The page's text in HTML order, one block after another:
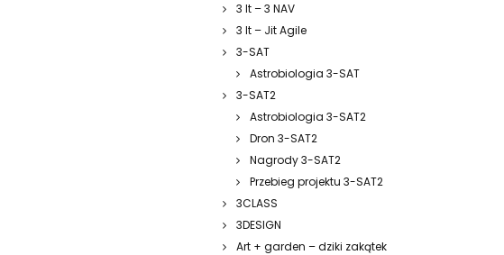
3 It – 3 NAV
3 It – Jit Agile
3-SAT
Astrobiologia 3-SAT
3-SAT2
Astrobiologia 3-SAT2
Dron 3-SAT2
Nagrody 3-SAT2
Przebieg projektu 3-SAT2
3CLASS
3DESIGN
Art + garden – dziki zakątek